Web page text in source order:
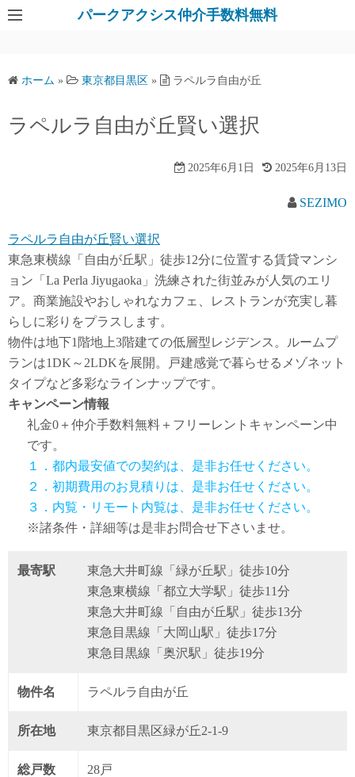
パークアクシス仲介手数料無料
ホーム » 東京都目黒区 » ラペルラ自由が丘
ラペルラ自由が丘賢い選択
2025年6月1日 2025年6月13日
SEZIMO
ラペルラ自由が丘賢い選択
東急東横線「自由が丘駅」徒歩12分に位置する賃貸マンシ
ョン「La Perla Jiyugaoka」洗練された街並みが人気のエリ
ア。商業施設やおしゃれなカフェ、レストランが充実し暮
らしに彩りをプラスします。
物件は地下1階地上3階建ての低層型レジデンス。ルームプ
ランは1DK～2LDKを展開。戸建感覚で暮らせるメゾネット
タイプなど多彩なラインナップです。
キャンペーン情報
礼金0 ＋仲介手数料無料 ＋ フリーレント キャンペーン中
です。
１．都内最安値での契約は、是非お任せください。
２．初期費用のお見積りは、是非お任せください。
３．内覧・リモート内覧は、是非お任せください。
※諸条件・詳細等は是非お問合せ下さいませ。
最寄駅
東急大井町線「緑が丘駅」徒歩10分
東急東横線「都立大学駅」徒歩11分
東急大井町線「自由が丘駅」徒歩13分
東急目黒線「大岡山駅」徒歩17分
東急目黒線「奥沢駅」徒歩19分
物件名 ラペルラ自由が丘
所在地 東京都目黒区緑が丘2-1-9
総戸数 28戸